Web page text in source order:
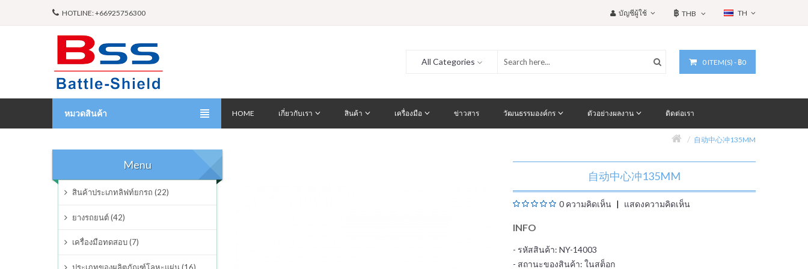
HOTLINE: +66925756300 TH
฿ THB
บัญชีผู้ใช้
0 ITEM(S) - ฿0
All Categories
HOME เกี่ยวกับเรา สินค้า เครื่องมือ ข่าวสาร วัฒนธรรมองค์กร ตัวอย่างผลงาน ติดต่อเรา
หมวดสินค้า
自动中心冲135MM
Menu
สินค้าประเภทลิฟท์ยกรถ (22)
ยางรถยนต์ (42)
เครื่องมือทดสอบ (7)
ประเภทของผลิตภัณฑ์โลหะแผ่น (16)
自动中心冲135MM
0 ความคิดเห็น แสดงความคิดเห็น
INFO
- รหัสสินค้า: NY-14003
- สถานะของสินค้า: ในสต็อก